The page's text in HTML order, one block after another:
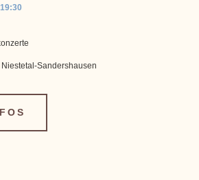
Sandershausen